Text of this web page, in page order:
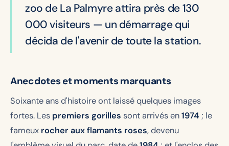
zoo de La Palmyre attira près de 130
000 visiteurs — un démarrage qui
décida de l'avenir de toute la station.
Anecdotes et moments marquants
Soixante ans d'histoire ont laissé quelques images
fortes. Les premiers gorilles sont arrivés en1974 ; le
fameux rocher aux flamants roses, devenu